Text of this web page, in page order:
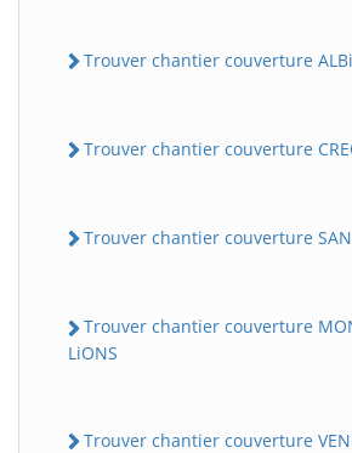
Trouver chantier couverture
Trouver chantier couverture
Trouver chantier couverture
Trouver chantier couverture
LiONS
Trouver chantier couverture